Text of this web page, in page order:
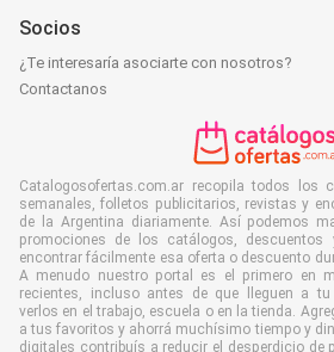
Socios
¿Te interesaría asociarte con nosotros?
Contactanos
Catalogosofertas.com.ar recopila todos los
semanales, folletos publicitarios, revistas y
de la Argentina diariamente. Así podemos
promociones de los catálogos,
encontrar fácilmente esa oferta o descuento
A menudo nuestro portal es el primero en
recientes, incluso antes de que lleguen a tu
verlos en el trabajo, escuela o en la tienda.
a tus favoritos y ahorrá muchísimo tiempo y
digitales contribuís a reducir el desperdicio de